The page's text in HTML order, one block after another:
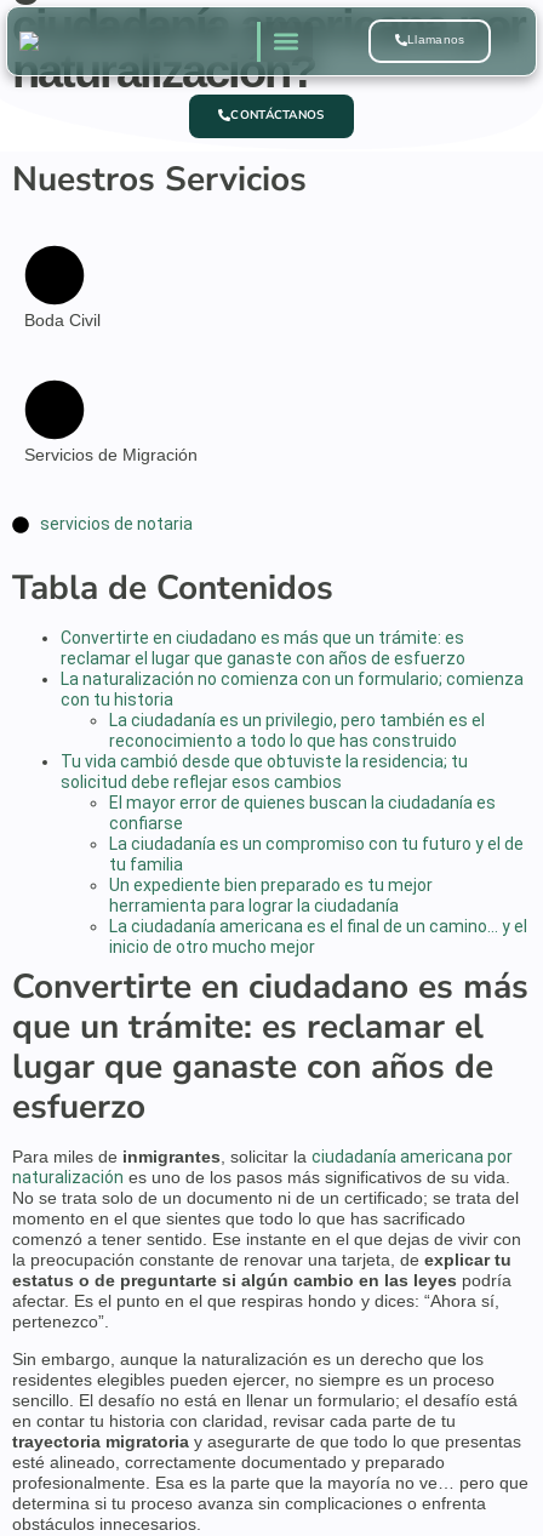
Llamanos
ciudadanía americana por
naturalización?
CONTÁCTANOS
Nuestros Servicios
Boda Civil
Servicios de Migración
servicios de notaria
Tabla de Contenidos
Convertirte en ciudadano es más que un trámite: es
reclamar el lugar que ganaste con años de esfuerzo
La naturalización no comienza con un formulario; comienza
con tu historia
La ciudadanía es un privilegio, pero también es el
reconocimiento a todo lo que has construido
Tu vida cambió desde que obtuviste la residencia; tu
solicitud debe reflejar esos cambios
El mayor error de quienes buscan la ciudadanía es
confiarse
La ciudadanía es un compromiso con tu futuro y el de
tu familia
Un expediente bien preparado es tu mejor
herramienta para lograr la ciudadanía
La ciudadanía americana es el final de un camino… y el
inicio de otro mucho mejor
Convertirte en ciudadano es más
que un trámite: es reclamar el
lugar que ganaste con años de
esfuerzo
Para miles de inmigrantes , solicitar la ciudadanía americana por
naturalización es uno de los pasos más significativos de su vida.
No se trata solo de un documento ni de un certificado; se trata del
momento en el que sientes que todo lo que has sacrificado
comenzó a tener sentido. Ese instante en el que dejas de vivir con
la preocupación constante de renovar una tarjeta, de explicar tu
estatus o de preguntarte si algún cambio en las leyes podría
afectar. Es el punto en el que respiras hondo y dices: “Ahora sí,
pertenezco”.
Sin embargo, aunque la naturalización es un derecho que los
residentes elegibles pueden ejercer, no siempre es un proceso
sencillo. El desafío no está en llenar un formulario; el desafío está
en contar tu historia con claridad, revisar cada parte de tu
trayectoria migratoria y asegurarte de que todo lo que presentas
esté alineado, correctamente documentado y preparado
profesionalmente. Esa es la parte que la mayoría no ve… pero que
determina si tu proceso avanza sin complicaciones o enfrenta
obstáculos innecesarios.